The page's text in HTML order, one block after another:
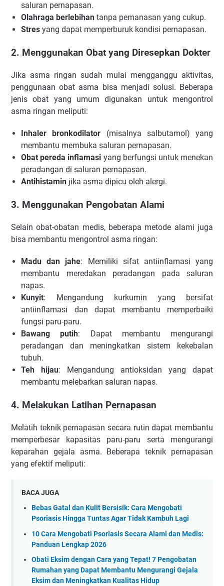
saluran pernapasan.
Olahraga berlebihan tanpa pemanasan yang cukup.
Stres yang dapat memperburuk kondisi pernapasan.
2. Menggunakan Obat yang Diresepkan Dokter
Jika asma ringan sudah mulai mengganggu aktivitas,
penggunaan obat asma bisa menjadi solusi. Beberapa
jenis obat yang umum digunakan untuk mengontrol
asma ringan meliputi:
Inhaler bronkodilator (misalnya salbutamol) yang
membantu membuka saluran pernapasan.
Obat pereda inflamasi yang berfungsi untuk menekan
peradangan di saluran pernapasan.
Antihistamin jika asma dipicu oleh alergi.
3. Menggunakan Pengobatan Alami
Selain obat-obatan medis, beberapa metode alami juga
bisa membantu mengontrol asma ringan:
Madu dan jahe: Memiliki sifat antiinflamasi yang
membantu meredakan peradangan pada saluran
napas.
Kunyit: Mengandung kurkumin yang bersifat
antiinflamasi dan dapat membantu memperbaiki
fungsi paru-paru.
Bawang putih: Dapat membantu mengurangi
peradangan dan meningkatkan sistem kekebalan
tubuh.
Teh hijau: Mengandung antioksidan yang dapat
membantu melebarkan saluran napas.
4. Melakukan Latihan Pernapasan
Melatih teknik pernapasan secara rutin dapat membantu
memperbesar kapasitas paru-paru serta mengurangi
keparahan gejala asma. Beberapa teknik pernapasan
yang efektif meliputi:
BACA JUGA
Bebas Gatal dan Kulit Bersisik: Cara Mengobati
Psoriasis Hingga Tuntas Agar Tidak Kambuh Lagi
10 Cara Mengobati Psoriasis Secara Alami dan Medis:
Panduan Lengkap 2026
Obati Eksim dengan Cara yang Tepat! 7 Pengobatan
Rumahan yang Dapat Membantu Mengurangi Gejala
Eksim dan Meningkatkan Kualitas Hidup